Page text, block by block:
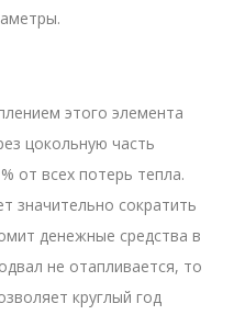
этого элемента
цокольную часть
от всех потерь тепла.
значительно сократить
денежные средства в
не отапливается, то
круглый год